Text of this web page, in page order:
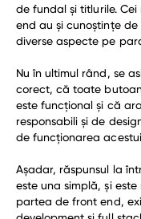
de fundal și titlurile.
end au și cunoștințe
diverse aspecte pe
Nu în ultimul rând, se
corect, că toate
este funcțional și că
responsabili și de
de funcționarea
Așadar, răspunsul la
este una simplă, și
partea de front end,